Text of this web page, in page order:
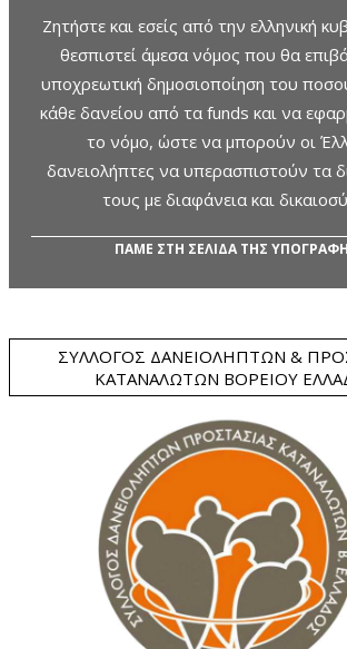
Ζητήστε και εσείς από την ελληνική
θεσπιστεί άμεσα νόμος που θα
υποχρεωτική δημοσιοποίηση του
κάθε δανείου από τα funds και να
το νόμο, ώστε να μπορούν οι
δανειολήπτες να υπερασπιστούν τα
τους με διαφάνεια και
ΠΑΜΕ ΣΤΗ ΣΕΛΙΔΑ ΤΗΣ
ΣΎΛΛΟΓΟΣ ΔΑΝΕΙΟΛΗΠΤΏΝ &
ΚΑΤΑΝΑΛΩΤΏΝ ΒΟΡΕΊΟΥ